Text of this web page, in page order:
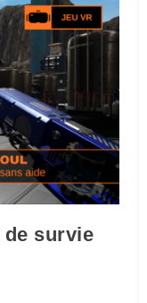
de survie